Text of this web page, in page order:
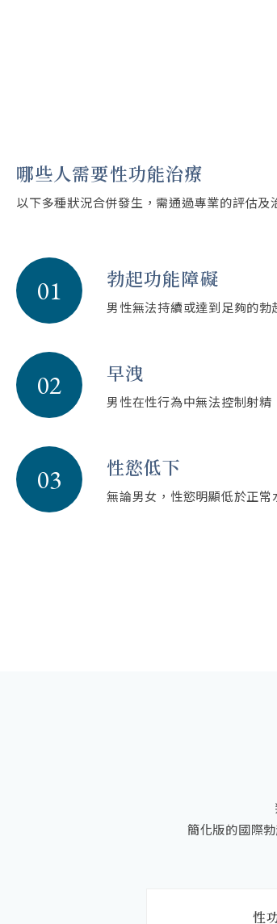
哪些人需要性功能治療
以下多種狀況合併發生，需通過專業的評估及
01 勃起功能障礙
男性無法持續或達到足夠的勃
02 早洩
男性在性行為中無法控制射精
03 性慾低下
無論男女，性慾明顯低於正
簡化版的國際
性